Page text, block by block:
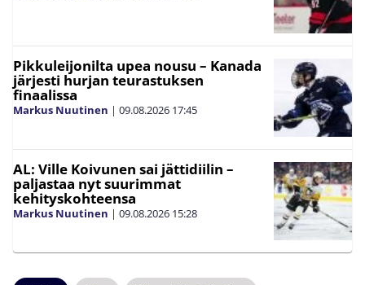
Pikkuleijonilta upea nousu – Kanada
järjesti hurjan teurastuksen
finaalissa
Markus Nuutinen | 09.08.2026 17:45
AL: Ville Koivunen sai jättidiilin –
paljastaa nyt suurimmat
kehityskohteensa
Markus Nuutinen | 09.08.2026 15:28